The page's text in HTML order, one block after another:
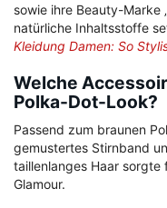
sowie ihre Beauty-Marke
natürliche Inhaltsstoffe
Kleidung Damen: So
Welche
Polka-Dot-Look?
Passend zum braunen
gemustertes Stirnband
taillenlanges Haar sorgte
Glamour.